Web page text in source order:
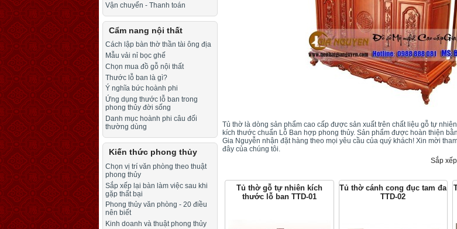
Vận chuyển - Thanh toán
Cẩm nang nội thất
Cách lập bàn thờ thần tài ông địa
Mẫu vải nỉ bọc ghế
Chọn mua đồ gỗ nội thất
Thước lỗ ban là gì?
Ý nghĩa bức hoành phi
Ứng dụng thước lỗ ban trong
phong thủy đời sống
Danh mục hoành phi câu đối
thường dùng
Kiến thức phong thủy
Chọn vị trí văn phòng theo thuật
phong thủy
Sắp xếp lại bàn làm việc sau khi
gặp thất bại
Phong thủy văn phòng - 20 điều
nên biết
Kinh doanh và thuật phong thủy
Tủ thờ là dòng sản phẩm cao cấp được sản xuất trên chất liệu gỗ tự
kích thước chuẩn Lỗ Ban hợp phong thủy. Sản phẩm được hoàn thiện
Gia Nguyễn nhận đặt hàng theo mọi yêu cầu của quý khách! Xin mời
đây của chúng tôi.
Sắp
Tủ thờ gỗ tự nhiên kích
thước lỗ ban TTD-01
Tủ thờ cánh cong đục tam đa
TTD-02